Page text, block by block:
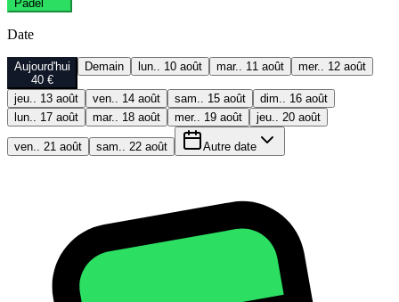
Padel
Date
Aujourd'hui
40 €
Demain lun.. 10 août mar.. 11 août mer.. 12 août
jeu.. 13 août ven.. 14 août sam.. 15 août
dim.. 16 août
lun.. 17 août
mar.. 18 août mer.. 19 août jeu.. 20 août
ven.. 21 août sam.. 22 août Autre date